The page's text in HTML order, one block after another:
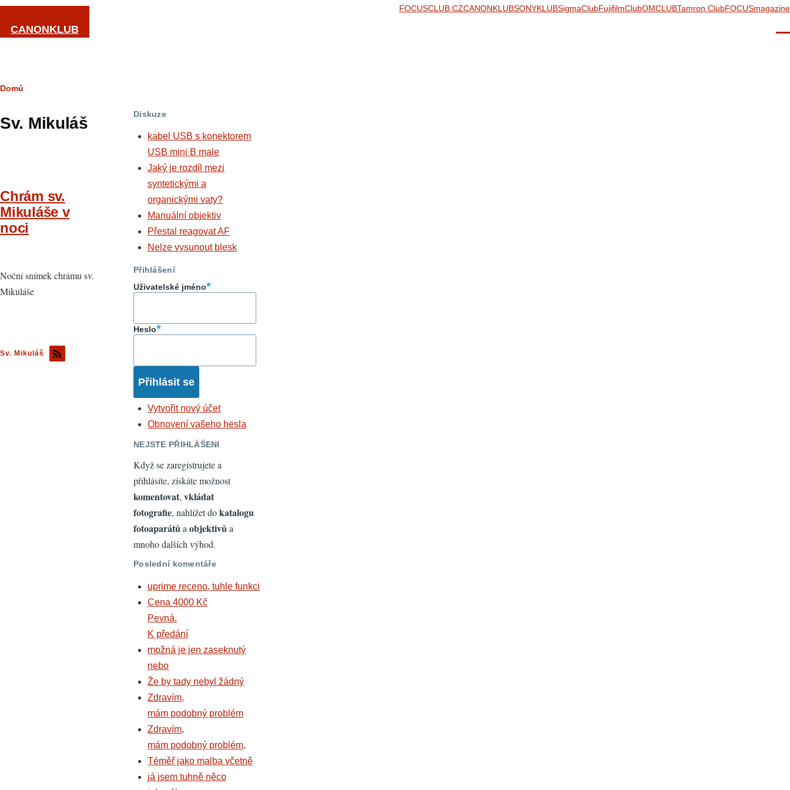
Přejít k hlavnímu obsahu
CANONKLUB
FOCUSCLUB.CZCANONKLUBSONYKLUBSigmaClubFujifilmClubOMCLUBTamron ClubFOCUSmagazine
Drobečková
Domů
Sv. Mikuláš
Chrám sv.
Mikuláše v
noci
Noční snímek chrámu sv.
Mikuláše
Sv. Mikuláš
Diskuze
kabel USB s konektorem
USB mini B male
Jaký je rozdíl mezi
syntetickými a
organickými vaty?
Manuální objektiv
Přestal reagovat AF
Nelze vysunout blesk
Přihlášení
Uživatelské jméno
Heslo
Vytvořit nový účet
Obnovení vašeho hesla
NEJSTE PŘIHLÁŠENI
Když se zaregistrujete a
přihlásíte, získáte možnost
komentovat, vkládat
fotografie, nahlížet dokatalogu
fotoaparátůa objektivůa
mnoho dalších výhod.
Poslední komentáře
uprime receno, tuhle funkci
Cena 4000 Kč
Pevná.
K předání
možná je jen zaseknutý
nebo
Že by tady nebyl žádný
Zdravím,
mám podobný problém
Zdravím,
mám podobný problém,
Téměř jako malba včetně
já jsem tuhně něco